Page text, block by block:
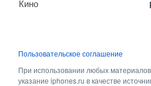
Кино
Пользовательское соглашение
При использовании любых
указание iphones.ru в качестве